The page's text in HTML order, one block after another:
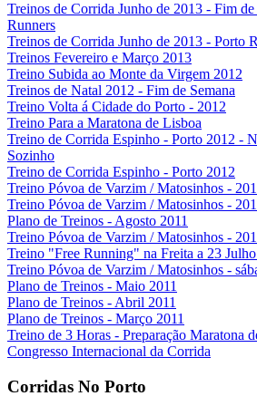
Treinos de Corrida Junho de 2013 - Fim
Runners
Treinos de Corrida Junho de 2013 - Porto
Treinos Fevereiro e Março 2013
Treino Subida ao Monte da Virgem 2012
Treinos de Natal 2012 - Fim de Semana
Treino Volta á Cidade do Porto - 2012
Treino Para a Maratona de Lisboa
Treino de Corrida Espinho - Porto 2012 -
Sozinho
Treino de Corrida Espinho - Porto 2012
Treino Póvoa de Varzim / Matosinhos -
Treino Póvoa de Varzim / Matosinhos -
Plano de Treinos - Agosto 2011
Treino Póvoa de Varzim / Matosinhos -
Treino "Free Running" na Freita a 23 Julho
Treino Póvoa de Varzim / Matosinhos -
Plano de Treinos - Maio 2011
Plano de Treinos - Abril 2011
Plano de Treinos - Março 2011
Treino de 3 Horas - Preparação Maratona
Congresso Internacional da Corrida
Corridas No Porto